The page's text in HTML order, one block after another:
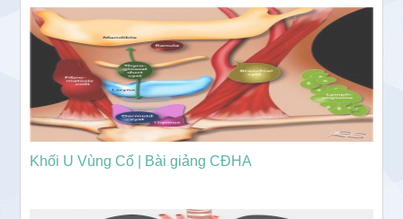
Khối U Vùng Cổ | Bài giảng CĐHA